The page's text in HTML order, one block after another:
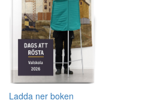
Ladda ner boken